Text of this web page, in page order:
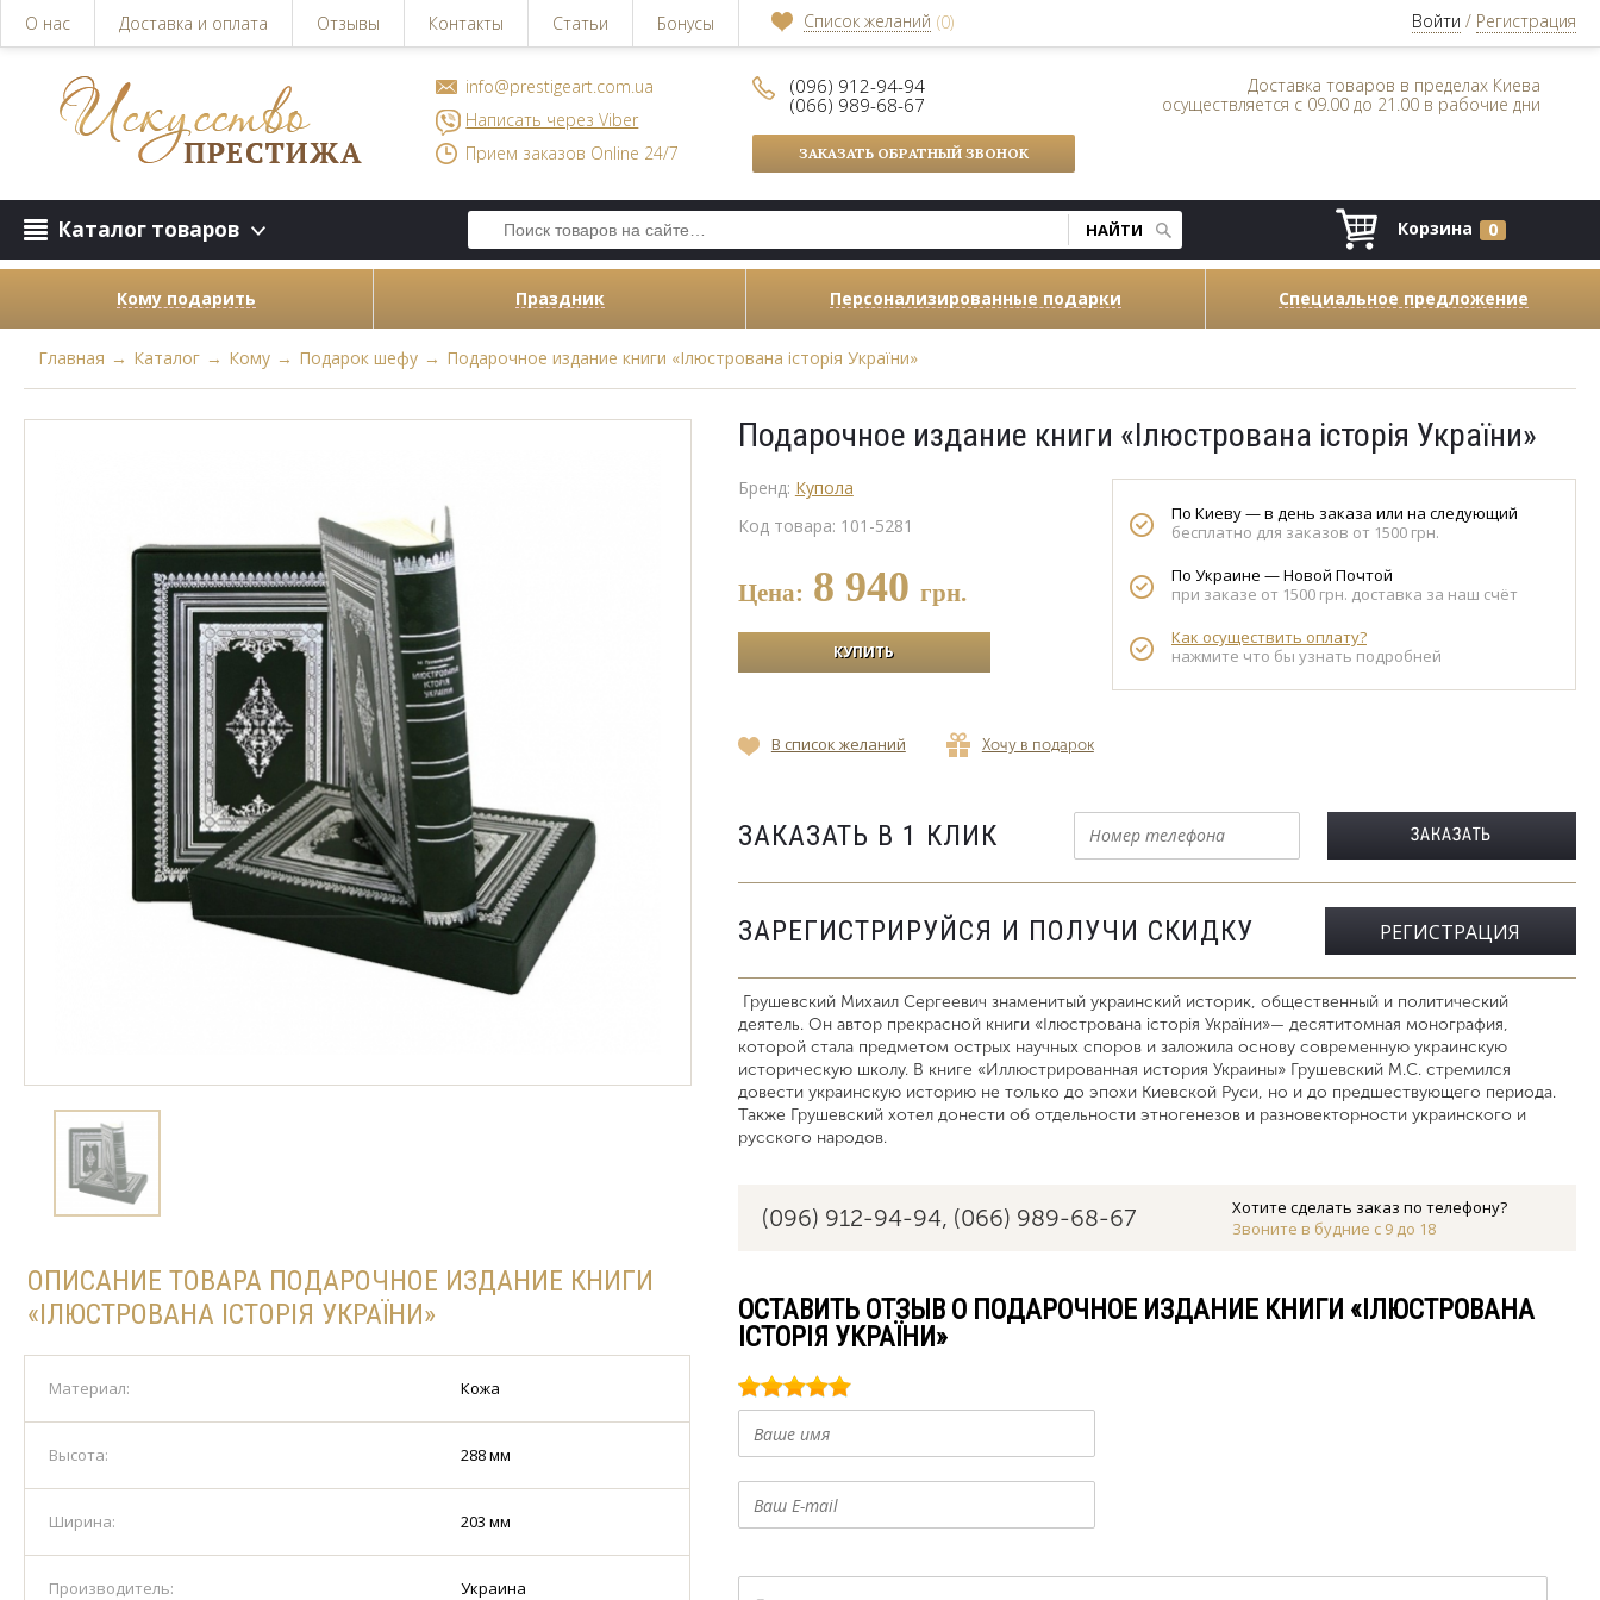
О нас Доставка и оплата Отзывы Контакты Статьи Бонусы Список желаний (0) Войти / Регистрация
info@prestigeart.com.ua
Написать через Viber
Прием заказов Online 24/7
(096) 912-94-94
(066) 989-68-67
ЗАКАЗАТЬ ОБРАТНЫЙ ЗВОНОК
Доставка товаров в пределах Киева
осуществляется с 09.00 до 21.00 в рабочие дни
Каталог товаров Корзина 0
Кому подарить Праздник Персонализированные подарки Специальное предложение
Главная → Каталог → Кому → Подарок шефу → Подарочное издание книги «Ілюстрована історія України»
ОПИСАНИЕ ТОВАРА ПОДАРОЧНОЕ ИЗДАНИЕ КНИГИ
«ІЛЮСТРОВАНА ІСТОРІЯ УКРАЇНИ»
Материал: Кожа
Высота: 288 мм
Ширина: 203 мм
Производитель: Украина
Подарочное издание книги «Ілюстрована історія України»
Бренд: Купола
Код товара: 101-5281
Цена: 8 940 грн.
По Киеву — в день заказа или на следующий
бесплатно для заказов от 1500 грн.
По Украине — Новой Почтой
при заказе от 1500 грн. доставка за наш счёт
Как осуществить оплату?
нажмите что бы узнать подробней
В список желаний Хочу в подарок
ЗАКАЗАТЬ В 1 КЛИК
ЗАРЕГИСТРИРУЙСЯ И ПОЛУЧИ СКИДКУ РЕГИСТРАЦИЯ
Грушевский Михаил Сергеевич знаменитый украинский историк, общественный и политический
деятель. Он автор прекрасной книги «Ілюстрована історія України»— десятитомная монография,
которой стала предметом острых научных споров и заложила основу современную украинскую
историческую школу. В книге «Иллюстрированная история Украины» Грушевский М.С. стремился
довести украинскую историю не только до эпохи Киевской Руси, но и до предшествующего периода.
Также Грушевский хотел донести об отдельности этногенезов и разновекторности украинского и
русского народов.
(096) 912-94-94, (066) 989-68-67
Хотите сделать заказ по телефону?
Звоните в будние с 9 до 18
ОСТАВИТЬ ОТЗЫВ О ПОДАРОЧНОЕ ИЗДАНИЕ КНИГИ «ІЛЮСТРОВАНА
ІСТОРІЯ УКРАЇНИ»